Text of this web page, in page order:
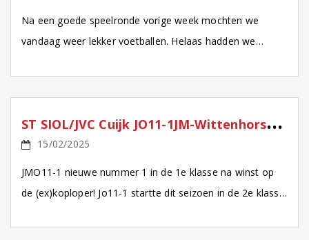
Na een goede speelronde vorige week mochten we
vandaag weer lekker voetballen. Helaas hadden we
S
T SIOL/JVC Cuijk JO11-1JM-Wittenhorst JO11-2JM
15/02/2025
JMO11-1 nieuwe nummer 1 in de 1e klasse na winst op
de (ex)koploper! Jo11-1 startte dit seizoen in de 2e klasse